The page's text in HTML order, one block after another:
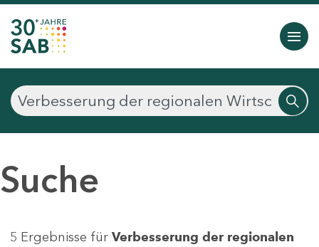
Suche
5 Ergebnisse für Verbesserung der regionalen